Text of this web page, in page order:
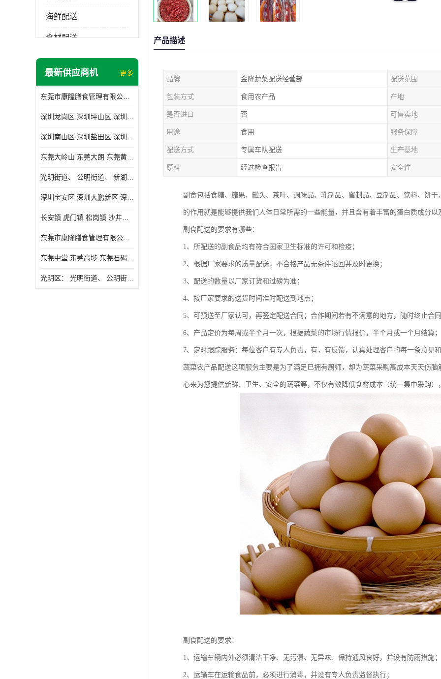
海鲜配送
食材配送
最新供应商机 更多
东莞市康隆膳食管理有限公司主要经营蔬菜配送 东莞食堂承包 光明蔬菜配送 深圳市食堂承包 深圳市蔬菜配送等业务 欢迎咨询了解
深圳龙岗区 深圳坪山区 深圳光明区 深圳龙华区
深圳南山区 深圳盐田区 深圳福田区 深圳罗湖区 深圳龙岗区
东莞大岭山 东莞大朗 东莞黄江 东莞樟木头 蔬菜配送
光明街道、 公明街道、 新湖街道、
深圳宝安区 深圳大鹏新区 深圳特别合作区
长安镇 虎门镇 松岗镇 沙井镇 公明镇 莞城街道 南城街道 东城街道 万江街道 石碣镇 石龙镇 茶山镇 石排镇 企石镇 横沥镇
东莞市康隆膳食管理有限公司 长安蔬菜配送 虎门蔬菜配送 大岭山蔬菜配送
东莞中堂 东莞高埗 东莞石碣 东莞望牛墩 东莞洪梅 东莞道滘 东莞石龙镇 东莞石排镇
光明区： 光明街道、 公明街道、 新湖街道、 凤凰街道、 玉塘街道、 马田街道
产品描述
品牌 金隆蔬菜配送经营部 配送范围
包装方式 食用农产品 产地
是否进口 否 可售卖地
用途 食用 服务保障
配送方式 专属车队配送 生产基地
原料 经过检查报告 安全性
副食包括食糖、糖果、罐头、茶叶、调味品、乳制品、蜜制品、豆制品、饮料、饼
的作用就是能够提供我们人体日常所需的一些能量，并且含有着丰富的蛋白质成分
副食配送的要求有哪些：
1、所配送的副食品均有符合国家卫生标准的许可和检疫；
2、根据厂家要求的质量配送，不合格产品无条件退回并及时更换；
3、配送的数量以厂家订货和过磅为准；
4、按厂家要求的送货时间准时配送到地点；
5、可预送至厂家认可，再签定配送合同；合作期间若有不满意的地方，随时终止合
6、产品定价为每周或半个月一次，根据蔬菜的市场行情报价，半个月或一个月结算；
7、定时跟踪服务：每位客户有专人负责，有，有反馈，认真处理客户的每一条意见
蔬菜农产品配送这项服务主要是为了满足已拥有厨师，却为蔬菜采购高成本天天伤
心来为您提供新鲜、卫生、安全的蔬菜等，不仅有效降低食材成本（统一集中采购
副食配送的要求：
1、运输车辆内外必须清洁干净、无污渍、无异味、保持通风良好，并设有防雨措施；
2、运输车在运输食品前，必须进行消毒，并设有专人负责监督执行；